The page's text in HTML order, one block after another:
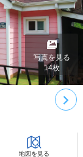
写真を見る
14枚
地図を見る